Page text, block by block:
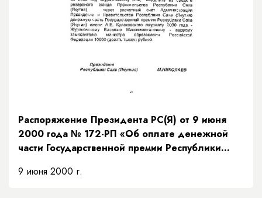
Распоряжение Президента РС(Я) от 9 июня
2000 года № 172-РП «Об оплате денежной
части Государственной премии Республики
лауреату 2000 года»
9 июня 2000 г.